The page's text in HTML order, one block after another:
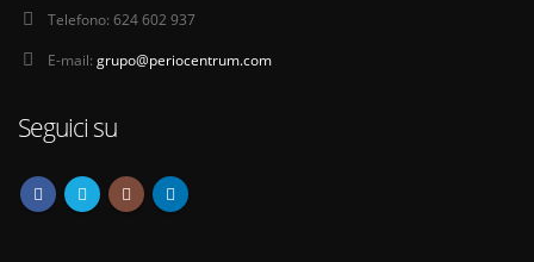
Telefono: 624 602 937
E-mail: grupo@periocentrum.com
Seguici su